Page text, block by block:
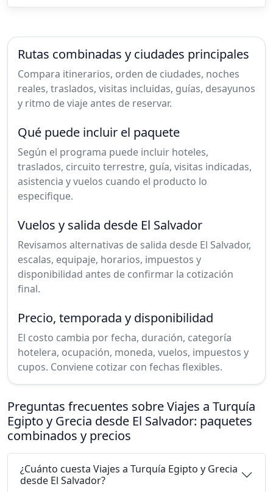
Rutas combinadas y ciudades principales
Compara itinerarios, orden de ciudades, noches
reales, traslados, visitas incluidas, guías, desayunos
y ritmo de viaje antes de reservar.
Qué puede incluir el paquete
Según el programa puede incluir hoteles,
traslados, circuito terrestre, guía, visitas indicadas,
asistencia y vuelos cuando el producto lo
especifique.
Vuelos y salida desde El Salvador
Revisamos alternativas de salida desde El Salvador,
escalas, equipaje, horarios, impuestos y
disponibilidad antes de confirmar la cotización
final.
Precio, temporada y disponibilidad
El costo cambia por fecha, duración, categoría
hotelera, ocupación, moneda, vuelos, impuestos y
cupos. Conviene cotizar con fechas flexibles.
Preguntas frecuentes sobre Viajes a Turquía
Egipto y Grecia desde El Salvador: paquetes
combinados y precios
¿Cuánto cuesta Viajes a Turquía Egipto y Grecia
desde El Salvador?